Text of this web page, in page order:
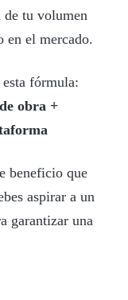
tu volumen
en el mercado.
fórmula:
obra +
beneficio que
aspirar a un
garantizar una